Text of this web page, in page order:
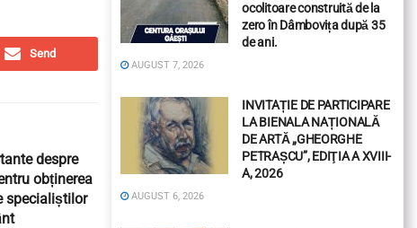
Send
despre
obținerea
specialiștilor
ocolitoare construită de la
zero în Dâmbovița după 35
de ani.
AUGUST 7, 2026
INVITAȚIE DE PARTICIPARE
LA BIENALA NAȚIONALĂ
DE ARTĂ „GHEORGHE
PETRAȘCU”, EDIŢIA A XVIII-
A, 2026
AUGUST 6, 2026